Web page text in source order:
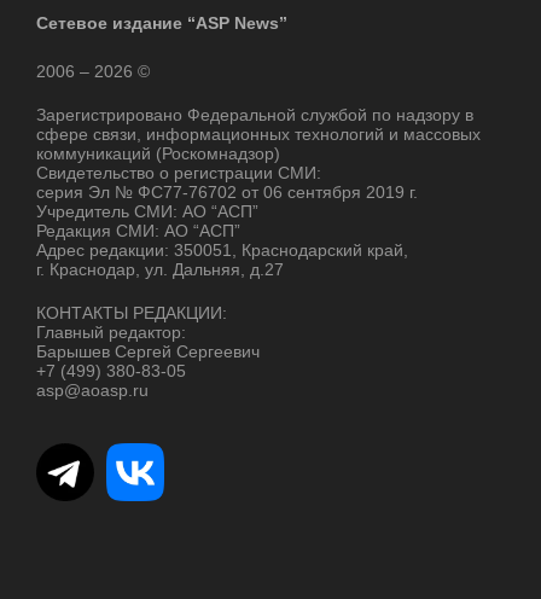
Сетевое издание “ASP News”
2006 – 2026 ©
Зарегистрировано Федеральной службой по надзору в
сфере связи, информационных технологий и массовых
коммуникаций (Роскомнадзор)
Свидетельство о регистрации СМИ:
серия Эл № ФС77-76702 от 06 сентября 2019 г.
Учредитель СМИ: АО “АСП”
Редакция СМИ: АО “АСП”
Адрес редакции: 350051, Краснодарский край,
г. Краснодар, ул. Дальняя, д.27
КОНТАКТЫ РЕДАКЦИИ:
Главный редактор:
Барышев Сергей Сергеевич
+7 (499) 380-83-05
asp@aoasp.ru